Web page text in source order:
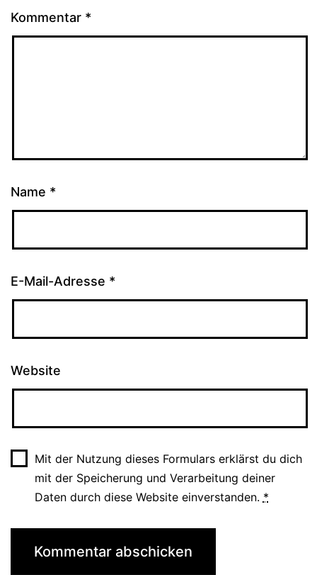
Kommentar *
Name *
E-Mail-Adresse *
Website
Mit der Nutzung dieses Formulars erklärst du dich
mit der Speicherung und Verarbeitung deiner
Daten durch diese Website einverstanden. *